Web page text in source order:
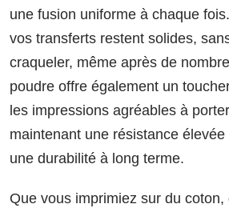
une fusion uniforme à chaque
vos transferts restent solides,
craqueler, même après de
poudre offre également un
les impressions agréables à
maintenant une résistance
une durabilité à long terme.
Que vous imprimiez sur du coton,